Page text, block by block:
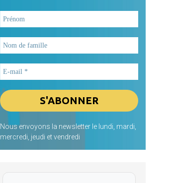
Nous envoyons la newsletter le lundi, mardi,
mercredi, jeudi et vendredi